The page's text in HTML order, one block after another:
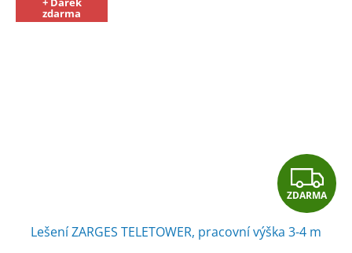
zdarma
Z
D
ZDARMA
Lešení ZARGES TELETOWER, pracovní výška 3-4 m